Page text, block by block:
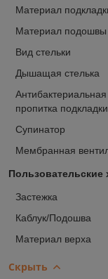
Материал
Материал подошвы
Вид стельки
Дышащая стелька
Антибактериальная
пропитка подкладки
Супинатор
Мембранная
Пользовательские
Застежка
Каблук/Подошва
Материал верха
Скрыть